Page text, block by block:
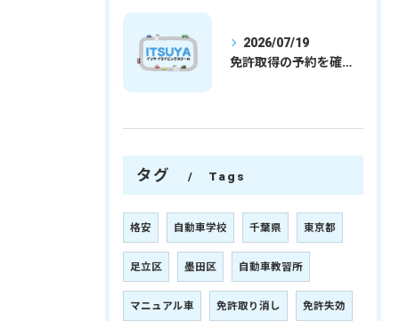
2026/07/19
免許取得の予約を確実に取るための最新ガイドと一発試験合格の実践法
タグ Tags
格安 自動車学校 千葉県 東京都
足立区 墨田区 自動車教習所
マニュアル車 免許取り消し 免許失効